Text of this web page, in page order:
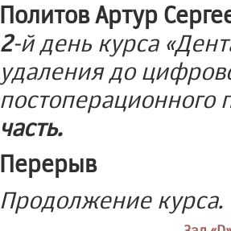
Политов Артур
2-й день курса
удаления до
постоперационного
часть.
Перерыв
Продолжение курса.